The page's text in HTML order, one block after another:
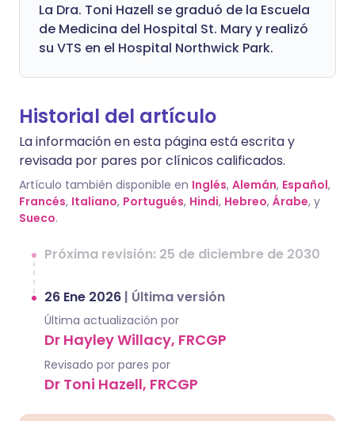
La Dra. Toni Hazell se graduó de la Escuela
de Medicina del Hospital St. Mary y realizó
su VTS en el Hospital Northwick Park.
Historial del artículo
La información en esta página está escrita y
revisada por pares por clínicos calificados.
Artículo también disponible en Inglés, Alemán, Español,
Francés, Italiano, Portugués, Hindi, Hebreo, Árabe, y
Sueco.
Próxima revisión: 25 de diciembre de 2030
26 Ene 2026 | Última versión
Última actualización por
Dr Hayley Willacy, FRCGP
Revisado por pares por
Dr Toni Hazell, FRCGP